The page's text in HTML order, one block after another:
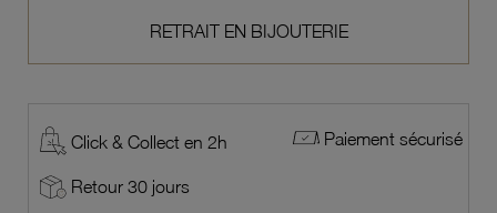
RETRAIT EN BIJOUTERIE
Click & Collect en 2h Paiement sécurisé
Retour 30 jours